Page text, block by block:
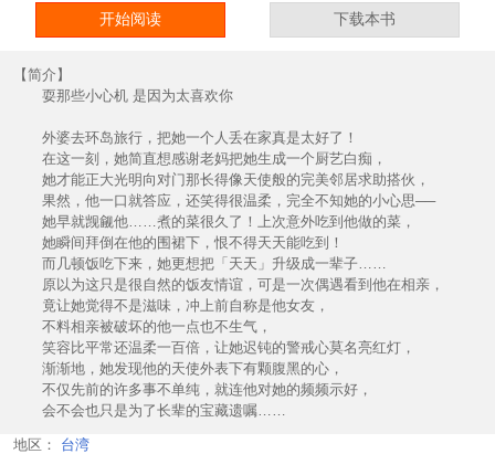
开始阅读 下载本书
【简介】
耍那些小心机 是因为太喜欢你
外婆去环岛旅行，把她一个人丢在家真是太好了！
在这一刻，她简直想感谢老妈把她生成一个厨艺白痴，
她才能正大光明向对门那长得像天使般的完美邻居求助搭伙，
果然，他一口就答应，还笑得很温柔，完全不知她的小心思──
她早就觊觎他……煮的菜很久了！上次意外吃到他做的菜，
她瞬间拜倒在他的围裙下，恨不得天天能吃到！
而几顿饭吃下来，她更想把「天天」升级成一辈子……
原以为这只是很自然的饭友情谊，可是一次偶遇看到他在相亲，
竟让她觉得不是滋味，冲上前自称是他女友，
不料相亲被破坏的他一点也不生气，
笑容比平常还温柔一百倍，让她迟钝的警戒心莫名亮红灯，
渐渐地，她发现他的天使外表下有颗腹黑的心，
不仅先前的许多事不单纯，就连他对她的频频示好，
会不会也只是为了长辈的宝藏遗嘱……
地区：
台湾